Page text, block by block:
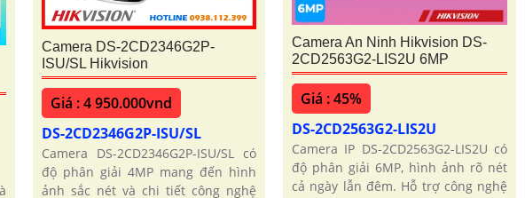
Camera DS-2CD2346G2P-
ISU/SL Hikvision
Giá : 4 950.000vnd
DS-2CD2346G2P-ISU/SL
Camera DS-2CD2346G2P-ISU/SL có
độ phân giải 4MP mang đến hình
ảnh sắc nét và chi tiết công nghệ
Camera An Ninh Hikvision DS-
2CD2563G2-LIS2U 6MP
Giá : 45%
DS-2CD2563G2-LIS2U
Camera IP DS-2CD2563G2-LIS2U có
độ phân giải 6MP, hình ảnh rõ nét
cả ngày lẫn đêm. Hỗ trợ công nghệ